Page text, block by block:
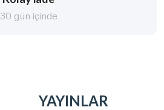
30 gün içinde
YAYINLAR